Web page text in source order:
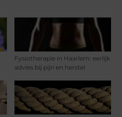
Fysiotherapie in Haarlem: eerlijk
advies bij pijn en herstel